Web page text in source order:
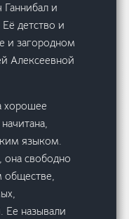
и
детство и
и загородном
Алексеевной
хорошее
языком.
она свободно
обществе,
Ее называли